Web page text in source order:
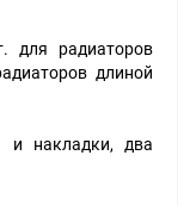
для радиаторов
длиной
и накладки, два